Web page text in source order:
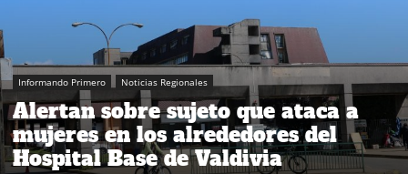
Informando Primero Noticias Regionales
Alertan sobre sujeto que ataca a
mujeres en los alrededores del
Hospital Base de Valdivia